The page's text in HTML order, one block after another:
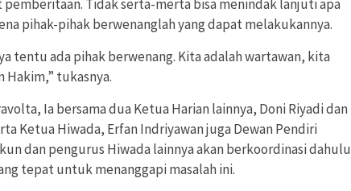
Tidak serta-merta bisa menindak lanjuti apa
pihak-pihak berwenanglah yang dapat melakukannya.
tentu ada pihak berwenang. Kita adalah wartawan, kita
Hakim,” tukasnya.
Ia bersama dua Ketua Harian lainnya, Doni Riyadi dan
Ketua Hiwada, Erfan Indriyawan juga Dewan Pendiri
dan pengurus Hiwada lainnya akan berkoordinasi dahulu
tepat untuk menanggapi masalah ini.